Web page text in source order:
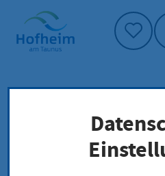
Startseite"
Lokale Anliegen